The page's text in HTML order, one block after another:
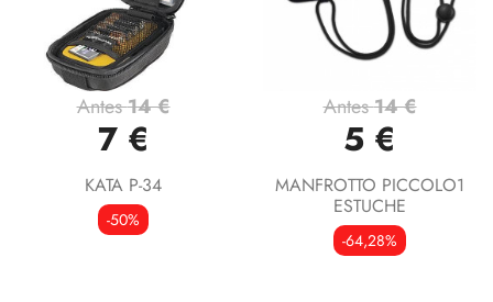
Antes14 €
7 €
KATA P-34
-50%
Antes14 €
5 €
MANFROTTO PICCOLO1
ESTUCHE
-64,28%